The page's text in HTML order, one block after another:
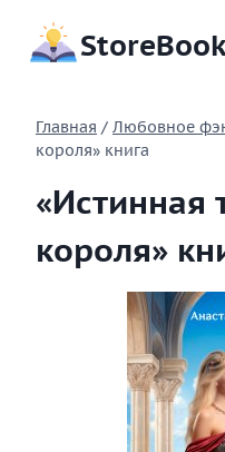
содержимому
Главная / Любовное
короля» книга
«Истинная
короля»